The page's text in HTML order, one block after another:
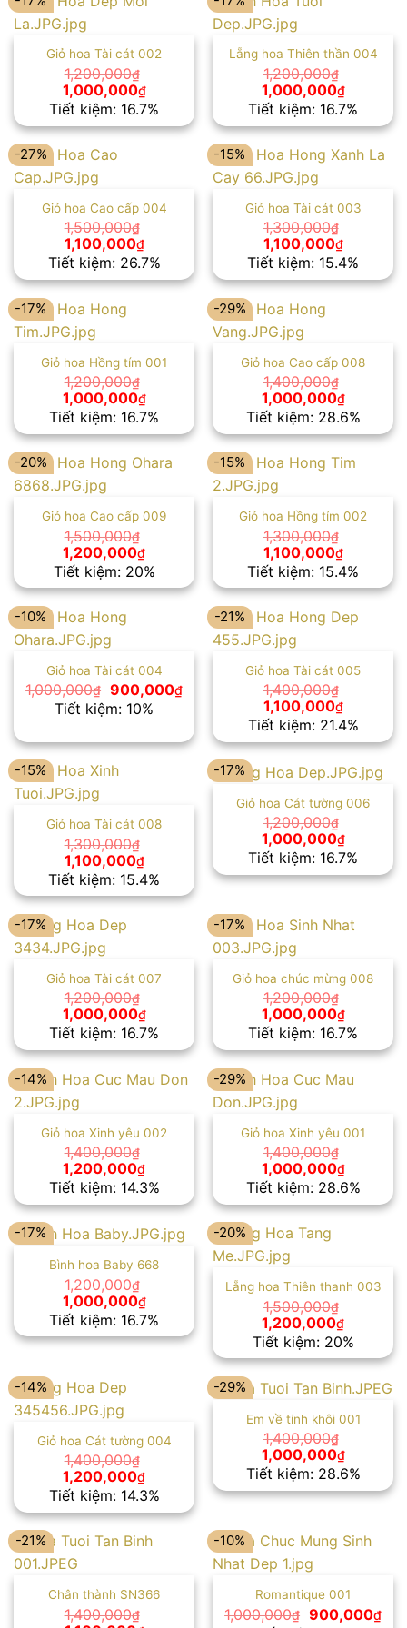
Giỏ hoa Tài cát 002
1,200,000₫
Giá
gốc
là:
1,200,000₫.
1,000,000₫Giá
hiện
tại
là:
1,000,000₫.
Tiết kiệm: 16.7%
Lẵng hoa Thiên thần 004
1,200,000₫
Giá
gốc
là:
1,200,000₫.
1,000,000₫Giá
hiện
tại
là:
Tiết kiệm: 16.7%
-27%
Giỏ hoa Cao cấp 004
1,500,000₫
Giá
gốc
là:
1,500,000₫.
1,100,000₫Giá
hiện
tại
là:
1,100,000₫.
Tiết kiệm: 26.7%
-15%
Giỏ hoa Tài cát 003
1,300,000₫
Giá
gốc
là:
1,300,000₫.
1,100,000₫Giá
hiện
tại
là:
Tiết kiệm: 15.4%
-17%
Giỏ hoa Hồng tím 001
1,200,000₫
Giá
gốc
là:
1,200,000₫.
1,000,000₫Giá
hiện
tại
là:
1,000,000₫.
Tiết kiệm: 16.7%
-29%
Giỏ hoa Cao cấp 008
1,400,000₫
Giá
gốc
là:
1,400,000₫.
1,000,000₫Giá
hiện
tại
là:
Tiết kiệm: 28.6%
-20%
Giỏ hoa Cao cấp 009
1,500,000₫
Giá
gốc
là:
1,500,000₫.
1,200,000₫Giá
hiện
tại
là:
1,200,000₫.
Tiết kiệm: 20%
-15%
Giỏ hoa Hồng tím 002
1,300,000₫
Giá
gốc
là:
1,300,000₫.
1,100,000₫Giá
hiện
tại
là:
Tiết kiệm: 15.4%
-10%
Giỏ hoa Tài cát 004
1,000,000₫ Giá
gốc
là:
900,000₫Giá
hiện
là:
900,000₫.
Tiết kiệm: 10%
-21%
Giỏ hoa Tài cát 005
1,400,000₫
Giá
gốc
là:
1,400,000₫.
1,100,000₫Giá
hiện
tại
là:
Tiết kiệm: 21.4%
-15%
Giỏ hoa Tài cát 008
1,300,000₫
Giá
gốc
là:
1,300,000₫.
1,100,000₫Giá
hiện
tại
là:
1,100,000₫.
Tiết kiệm: 15.4%
-17%
Giỏ hoa Cát tường 006
1,200,000₫
Giá
gốc
là:
1,200,000₫.
1,000,000₫Giá
hiện
tại
là:
Tiết kiệm: 16.7%
-17%
Giỏ hoa Tài cát 007
1,200,000₫
Giá
gốc
là:
1,200,000₫.
1,000,000₫Giá
hiện
tại
là:
1,000,000₫.
Tiết kiệm: 16.7%
-17%
Giỏ hoa chúc mừng 008
1,200,000₫
Giá
gốc
là:
1,200,000₫.
1,000,000₫Giá
hiện
tại
là:
Tiết kiệm: 16.7%
-14%
Giỏ hoa Xinh yêu 002
1,400,000₫
Giá
gốc
là:
1,400,000₫.
1,200,000₫Giá
hiện
tại
là:
1,200,000₫.
Tiết kiệm: 14.3%
-29%
Giỏ hoa Xinh yêu 001
1,400,000₫
Giá
gốc
là:
1,400,000₫.
1,000,000₫Giá
hiện
tại
là:
Tiết kiệm: 28.6%
-17%
Bình hoa Baby 668
1,200,000₫
Giá
gốc
là:
1,200,000₫.
1,000,000₫Giá
hiện
tại
là:
1,000,000₫.
Tiết kiệm: 16.7%
-20%
Lẵng hoa Thiên thanh 003
1,500,000₫
Giá
gốc
là:
1,500,000₫.
1,200,000₫Giá
hiện
tại
là:
Tiết kiệm: 20%
-14%
Giỏ hoa Cát tường 004
1,400,000₫
Giá
gốc
là:
1,400,000₫.
1,200,000₫Giá
hiện
tại
là:
1,200,000₫.
Tiết kiệm: 14.3%
-29%
Em về tinh khôi 001
1,400,000₫
Giá
gốc
là:
1,400,000₫.
1,000,000₫Giá
hiện
tại
là:
Tiết kiệm: 28.6%
-21%
Chân thành SN366
1,400,000₫
-10%
Romantique 001
1,000,000₫ Giá
900,000₫Giá